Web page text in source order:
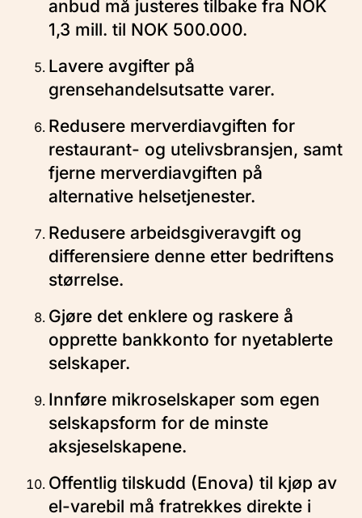
anbud må justeres tilbake fra NOK
1,3 mill. til NOK 500.000.
Lavere avgifter på
grensehandelsutsatte varer.
Redusere merverdiavgiften for
restaurant- og utelivsbransjen, samt
fjerne merverdiavgiften på
alternative helsetjenester.
Redusere arbeidsgiveravgift og
differensiere denne etter bedriftens
størrelse.
Gjøre det enklere og raskere å
opprette bankkonto for nyetablerte
selskaper.
Innføre mikroselskaper som egen
selskapsform for de minste
aksjeselskapene.
Offentlig tilskudd (Enova) til kjøp av
el-varebil må fratrekkes direkte i